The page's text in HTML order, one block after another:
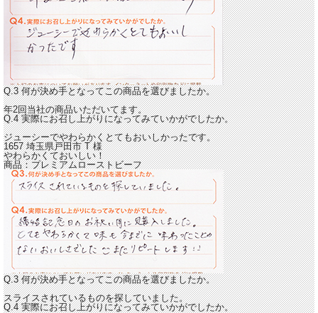
Q.3 何が決め手となってこの商品を選びましたか。
年2回当社の商品いただいてます。
Q.4 実際にお召し上がりになってみていかがでしたか。
ジューシーでやわらかくとてもおいしかったです。
1657 埼玉県戸田市T様
やわらかくておいしい！
商品：プレミアムローストビーフ
Q.3 何が決め手となってこの商品を選びましたか。
スライスされているものを探していました。
Q.4 実際にお召し上がりになってみていかがでしたか。